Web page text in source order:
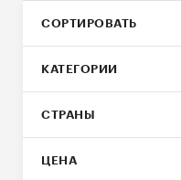
СОРТИРОВАТЬ
КАТЕГОРИИ
СТРАНЫ
ЦЕНА